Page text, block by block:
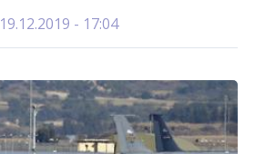
19.12.2019 - 17:04